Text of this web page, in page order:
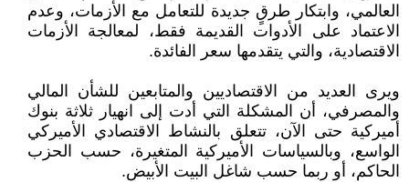
العالمي، وابتكار طرقٍ جديدة للتعامل مع الأزمات، وعدم
الاعتماد على الأدوات القديمة فقط، لمعالجة الأزمات
الاقتصادية، والتي يتقدمها سعر الفائدة.
ويرى العديد من الاقتصاديين والمتابعين للشأن المالي
والمصرفي، أن المشكلة التي أدت إلى انهيار ثلاثة بنوك
أميركية حتى الآن، تتعلق بالنشاط الاقتصادي الأميركي
الواسع، وبالسياسات الأميركية المتغيرة، حسب الحزب
الحاكم، أو ربما حسب شاغل البيت الأبيض.